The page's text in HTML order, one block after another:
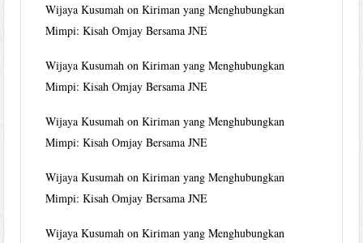
Wijaya Kusumah onKiriman yang Menghubungkan
Mimpi: Kisah Omjay Bersama JNE
Wijaya Kusumah onKiriman yang Menghubungkan
Mimpi: Kisah Omjay Bersama JNE
Wijaya Kusumah onKiriman yang Menghubungkan
Mimpi: Kisah Omjay Bersama JNE
Wijaya Kusumah onKiriman yang Menghubungkan
Mimpi: Kisah Omjay Bersama JNE
Wijaya Kusumah onKiriman yang Menghubungkan